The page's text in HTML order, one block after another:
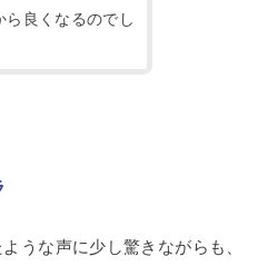
良くなるのでし
うな声に少し驚きながらも、